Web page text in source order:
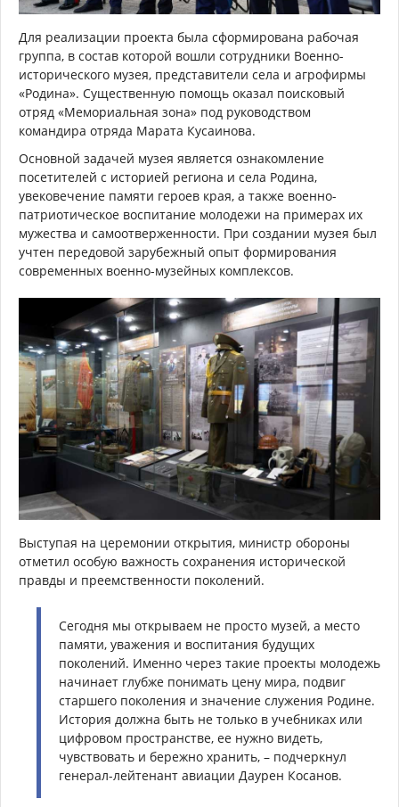
Для реализации проекта была сформирована рабочая
группа, в состав которой вошли сотрудники Военно-
исторического музея, представители села и агрофирмы
«Родина». Существенную помощь оказал поисковый
отряд «Мемориальная зона» под руководством
командира отряда Марата Кусаинова.
Основной задачей музея является ознакомление
посетителей с историей региона и села Родина,
увековечение памяти героев края, а также военно-
патриотическое воспитание молодежи на примерах их
мужества и самоотверженности. При создании музея был
учтен передовой зарубежный опыт формирования
современных военно-музейных комплексов.
Выступая на церемонии открытия, министр обороны
отметил особую важность сохранения исторической
правды и преемственности поколений.
Сегодня мы открываем не просто музей, а место
памяти, уважения и воспитания будущих
поколений. Именно через такие проекты молодежь
начинает глубже понимать цену мира, подвиг
старшего поколения и значение служения Родине.
История должна быть не только в учебниках или
цифровом пространстве, ее нужно видеть,
чувствовать и бережно хранить, – подчеркнул
генерал-лейтенант авиации Даурен Косанов.